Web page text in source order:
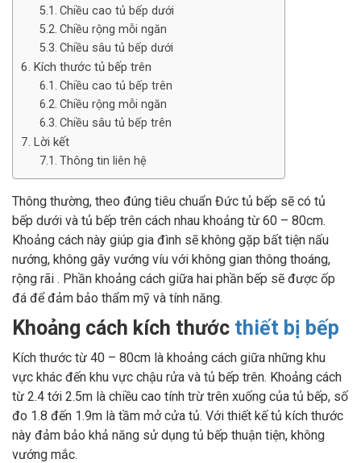
Chiều cao tủ bếp dưới
Chiều rộng mỗi ngăn
Chiều sâu tủ bếp dưới
Kích thước tủ bếp trên
Chiều cao tủ bếp trên
Chiều rộng mỗi ngăn
Chiều sâu tủ bếp trên
Lời kết
Thông tin liên hệ
Thông thường, theo đúng tiêu chuẩn Đức tủ bếp sẽ có tủ
bếp dưới và tủ bếp trên cách nhau khoảng từ 60 – 80cm.
Khoảng cách này giúp gia đình sẽ không gặp bất tiện nấu
nướng, không gây vướng víu với không gian thông thoáng,
rộng rãi . Phần khoảng cách giữa hai phần bếp sẽ được ốp
đá để đảm bảo thẩm mỹ và tính năng.
Khoảng cách kích thước thiết bị bếp
Kích thước từ 40 – 80cm là khoảng cách giữa những khu
vực khác đến khu vực chậu rửa và tủ bếp trên. Khoảng cách
từ 2.4 tới 2.5m là chiều cao tính trừ trên xuống của tủ bếp, số
đo 1.8 đến 1.9m là tầm mở cửa tủ. Với thiết kế tủ kích thước
này đảm bảo khả năng sử dụng tủ bếp thuận tiện, không
vướng mắc.